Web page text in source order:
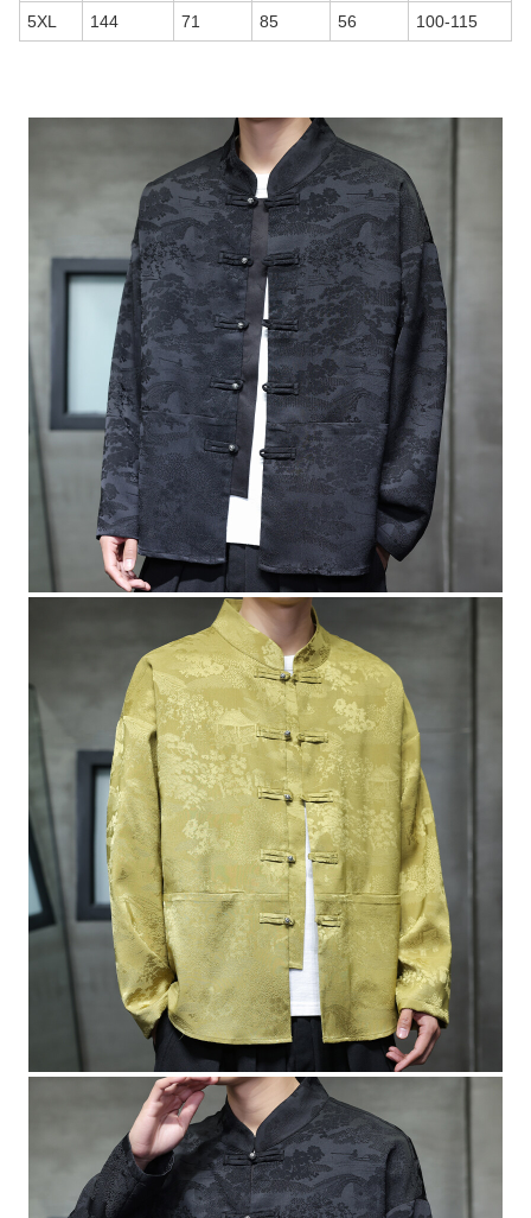
5XL 144 71 85 56 100-115